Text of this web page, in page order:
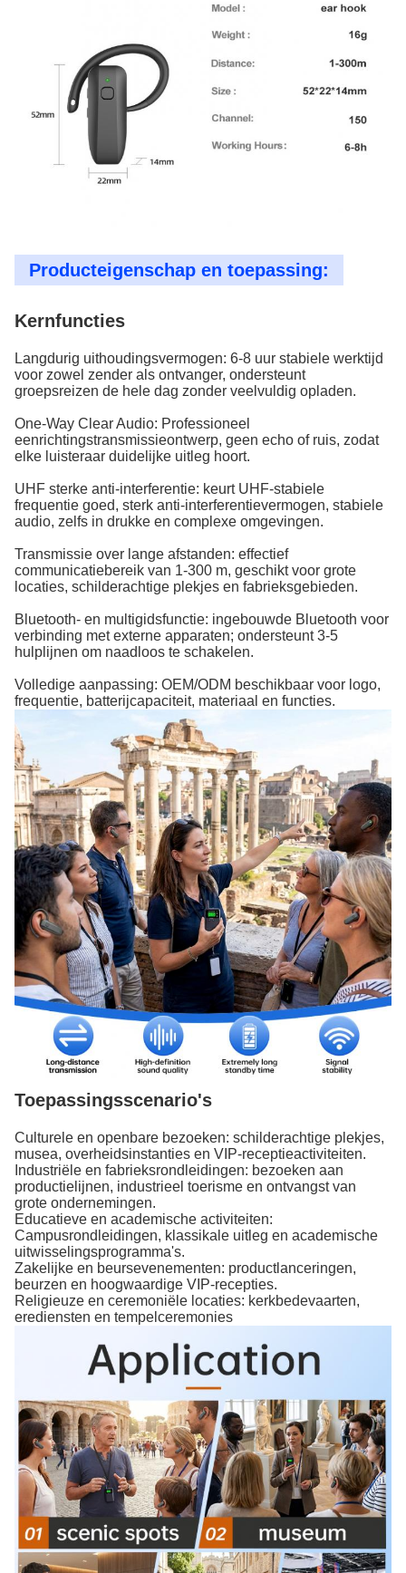
Producteigenschap en toepassing:
Kernfuncties
Langdurig uithoudingsvermogen: 6-8 uur stabiele werktijd
voor zowel zender als ontvanger, ondersteunt
groepsreizen de hele dag zonder veelvuldig opladen.
One-Way Clear Audio: Professioneel
eenrichtingstransmissieontwerp, geen echo of ruis, zodat
elke luisteraar duidelijke uitleg hoort.
UHF sterke anti-interferentie: keurt UHF-stabiele
frequentie goed, sterk anti-interferentievermogen, stabiele
audio, zelfs in drukke en complexe omgevingen.
Transmissie over lange afstanden: effectief
communicatiebereik van 1-300 m, geschikt voor grote
locaties, schilderachtige plekjes en fabrieksgebieden.
Bluetooth- en multigidsfunctie: ingebouwde Bluetooth voor
verbinding met externe apparaten; ondersteunt 3-5
hulplijnen om naadloos te schakelen.
Volledige aanpassing: OEM/ODM beschikbaar voor logo,
frequentie, batterijcapaciteit, materiaal en functies.
Toepassingsscenario's
Culturele en openbare bezoeken: schilderachtige plekjes,
musea, overheidsinstanties en VIP-receptieactiviteiten.
Industriële en fabrieksrondleidingen: bezoeken aan
productielijnen, industrieel toerisme en ontvangst van
grote ondernemingen.
Educatieve en academische activiteiten:
Campusrondleidingen, klassikale uitleg en academische
uitwisselingsprogramma's.
Zakelijke en beursevenementen: productlanceringen,
beurzen en hoogwaardige VIP-recepties.
Religieuze en ceremoniële locaties: kerkbedevaarten,
erediensten en tempelceremonies